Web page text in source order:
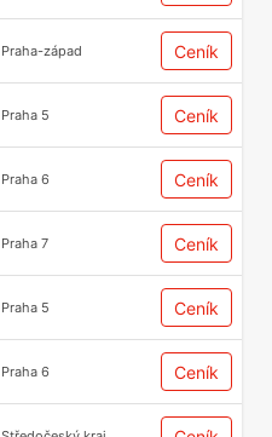
Praha-západ Ceník
Praha 5 Ceník
Praha 6 Ceník
Praha 7 Ceník
Praha 5 Ceník
Praha 6 Ceník